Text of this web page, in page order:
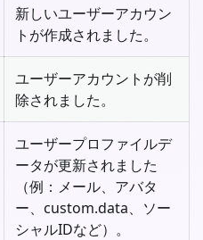
新しいユーザーアカウン
トが作成されました。
ユーザーアカウントが削
除されました。
ユーザープロファイルデ
ータが更新されました
（例：メール、アバタ
ー、custom.data、ソー
シャルIDなど）。